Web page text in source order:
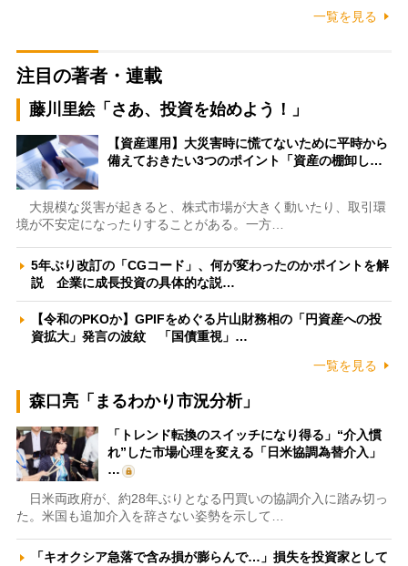
一覧を見る
注目の著者・連載
藤川里絵「さあ、投資を始めよう！」
【資産運用】大災害時に慌てないために平時から
備えておきたい3つのポイント「資産の棚卸し…
大規模な災害が起きると、株式市場が大きく動いたり、取引環
境が不安定になったりすることがある。一方…
5年ぶり改訂の「CGコード」、何が変わったのかポイントを解
説 企業に成長投資の具体的な説…
【令和のPKOか】GPIFをめぐる片山財務相の「円資産への投
資拡大」発言の波紋 「国債重視」…
一覧を見る
森口亮「まるわかり市況分析」
「トレンド転換のスイッチになり得る」“介入慣
れ”した市場心理を変える「日米協調為替介入」
…
日米両政府が、約28年ぶりとなる円買いの協調介入に踏み切っ
た。米国も追加介入を辞さない姿勢を示して…
「キオクシア急落で含み損が膨らんで…」損失を投資家として